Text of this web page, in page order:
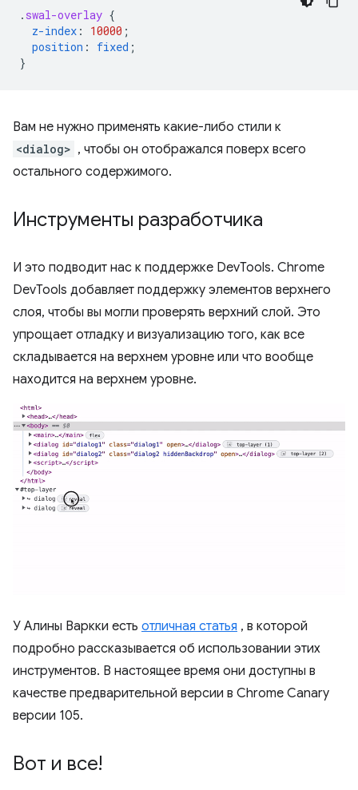
. swal-overlay {
z-index : 10000 ;
position : fixed ;
}
Вам не нужно применять какие-либо стили к
<dialog> , чтобы он отображался поверх всего
остального содержимого.
Инструменты разработчика
И это подводит нас к поддержке DevTools. Chrome
DevTools добавляет поддержку элементов верхнего
слоя, чтобы вы могли проверять верхний слой. Это
упрощает отладку и визуализацию того, как все
складывается на верхнем уровне или что вообще
находится на верхнем уровне.
У Алины Варкки есть отличная статья , в которой
подробно рассказывается об использовании этих
инструментов. В настоящее время они доступны в
качестве предварительной версии в Chrome Canary
версии 105.
Вот и все!